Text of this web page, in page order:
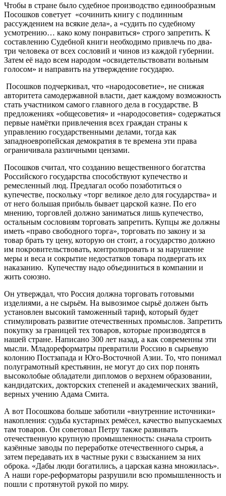
Чтобы в стране было судебное производство единообразным
Посошков советует «сочинить книгу с подлинным
рассуждением на всякие дела», а «судить по судебному
усмотрению… како кому понравиться» строго запретить. К
составлению Судебной книги необходимо привлечь по два-
три человека от всех сословий и чинов из каждой губернии.
Затем её надо всем народом «освидетельствовати вольным
голосом» и направить на утверждение государю.
Посошков подчеркивал, что «народосоветие», не снижая
авторитета самодержавной власти, дает каждому возможность
стать участником самого главного дела в государстве. В
предложениях «общесоветия» и «народосоветия» содержаться
первые намётки привлечения всех граждан страны к
управлению государственными делами, тогда как
западноевропейская демократия в те времена эти права
ограничивала различными цензами.
Посошков считал, что созданию вещественного богатства
Российского государства способствуют купечество и
ремесленный люд. Предлагал особо позаботиться о
купечестве, поскольку «торг великое дело для государства» и
от него большая прибыль бывает царской казне. По его
мнению, торговлей должно заниматься лишь купечество,
остальным сословиям торговать запретить. Купцы же должны
иметь «право свободного торга», торговать по закону и за
товар брать ту цену, которую он стоит, а государство должно
им покровительствовать, контролировать и за нарушение
меры и веса и сокрытие недостатков товара подвергать их
наказанию. Купечеству надо объединиться в компании и
жить союзно.
Он утверждал, что Россия должна торговать готовыми
изделиями, а не сырьём. На вывозимое сырьё должен быть
установлен высокий таможенный тариф, который будет
стимулировать развитие отечественных промыслов. Запретить
покупку за границей тех товаров, которые производятся в
нашей стране. Написано 300 лет назад, а как современны эти
мысли. Младореформатры превратили Россию в сырьевую
колонию Постзапада и Юго-Восточной Азии. То, что понимал
полуграмотный крестьянин, не могут до сих пор понять
высоколобые обладатели дипломов о верхнем образовании,
кандидатских, докторских степеней и академических званий,
верных учению Адама Смита.
А вот Посошкова больше заботили «внутренние источники»
накопления: судьба кустарных ремёсел, качество выпускаемых
там товаров. Он советовал Петру также развивать
отечественную крупную промышленность: сначала строить
казённые заводы по переработке отечественного сырья, а
затем передавать их в частные руки с взысканием за них
оброка. «Дабы люди богатились, а царская казна множилась».
А наши горе-реформаторы разрушили всю промышленность и
пошли с протянутой рукой по миру.